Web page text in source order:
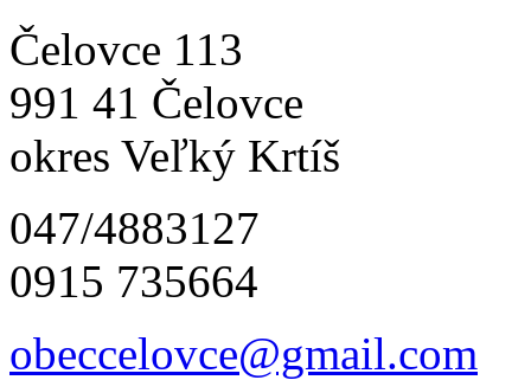
Čelovce 113
991 41 Čelovce
okres Veľký Krtíš
047/4883127
0915 735664
obeccelovce@gmail.com